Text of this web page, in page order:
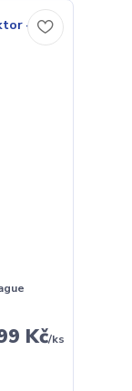
Kč/ks